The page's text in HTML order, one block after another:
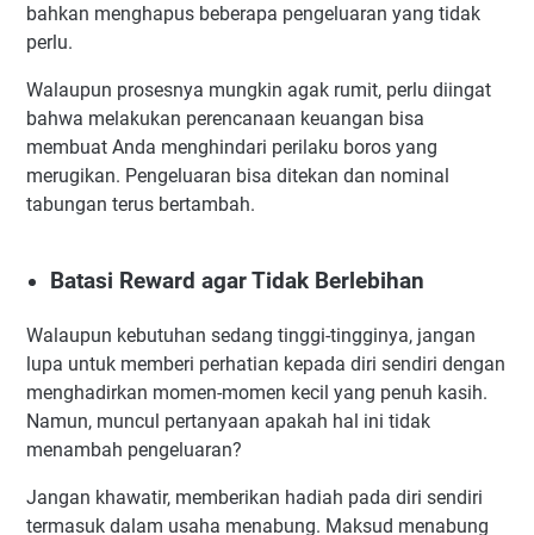
bahkan menghapus beberapa pengeluaran yang tidak
perlu.
Walaupun prosesnya mungkin agak rumit, perlu diingat
bahwa melakukan perencanaan keuangan bisa
membuat Anda menghindari perilaku boros yang
merugikan. Pengeluaran bisa ditekan dan nominal
tabungan terus bertambah.
Batasi Reward agar Tidak Berlebihan
Walaupun kebutuhan sedang tinggi-tingginya, jangan
lupa untuk memberi perhatian kepada diri sendiri dengan
menghadirkan momen-momen kecil yang penuh kasih.
Namun, muncul pertanyaan apakah hal ini tidak
menambah pengeluaran?
Jangan khawatir, memberikan hadiah pada diri sendiri
termasuk dalam usaha menabung. Maksud menabung